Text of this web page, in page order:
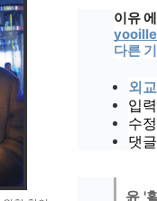
이유
다른
외
입
수
댓
윤 '